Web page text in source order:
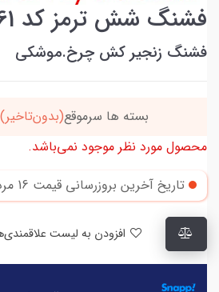
فشنگ شش ترمز کد 28461
فشنگ زنجیر کش چرخ.موشکی
خریدتو به5میلیون
محصول مورد نظر موجود نمی‌باشد.
تاریخ آخرین بروزرسانی قیمت 16 مرداد 1405